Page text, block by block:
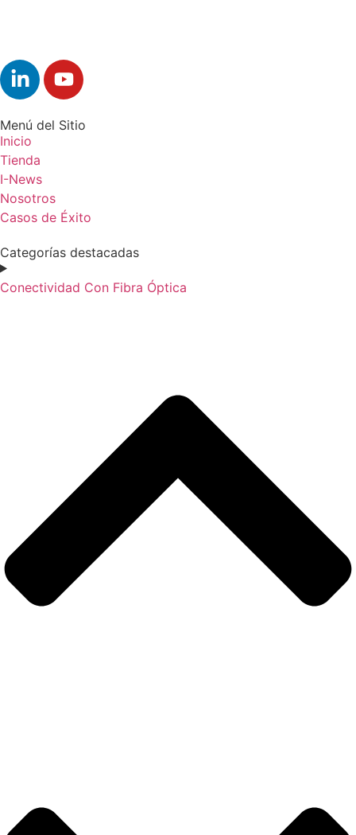
Menú del Sitio
Inicio
Tienda
I-News
Nosotros
Casos de Éxito
Categorías destacadas
Conectividad Con Fibra Óptica